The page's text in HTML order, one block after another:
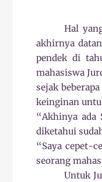
Hal
akhirnya
pendek di
mahasiswa
sejak
keinginan
“Akhinya ada
diketahui
“Saya cepet-
seorang
Untuk